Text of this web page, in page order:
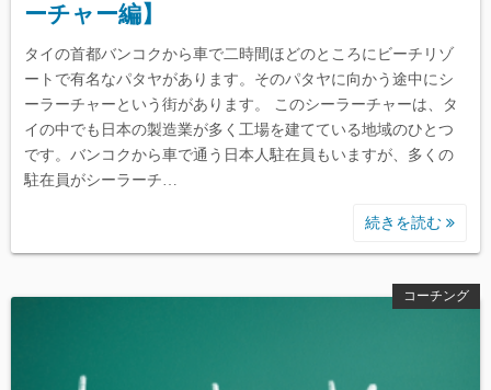
ーチャー編】
タイの首都バンコクから車で二時間ほどのところにビーチリゾ
ートで有名なパタヤがあります。そのパタヤに向かう途中にシ
ーラーチャーという街があります。 このシーラーチャーは、タ
イの中でも日本の製造業が多く工場を建てている地域のひとつ
です。バンコクから車で通う日本人駐在員もいますが、多くの
駐在員がシーラーチ…
続きを読む
コーチング